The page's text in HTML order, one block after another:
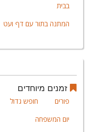
בבית
המתנה בתור עם דף ועט
זמנים מיוחדים
פורים
חופש גדול
יום המשפחה